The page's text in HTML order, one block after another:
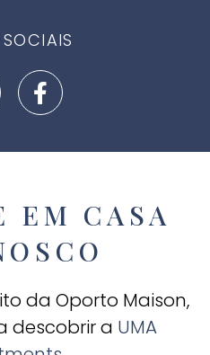
SOCIAIS
EM CASA
da Oporto Maison,
descobrir a UMA